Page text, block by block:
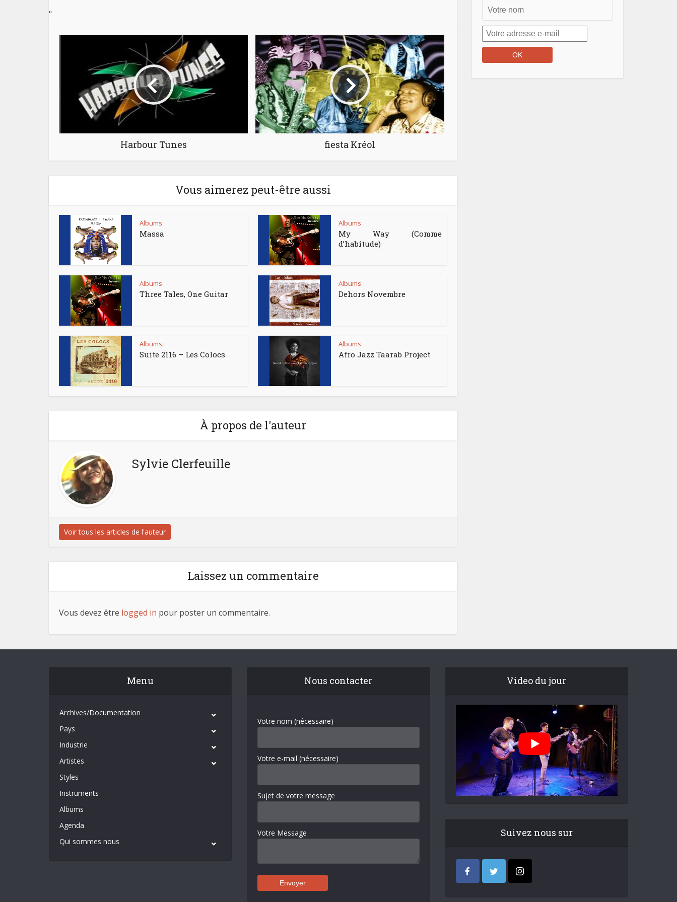
"
Harbour Tunes fiesta Kréol
Vous aimerez peut-être aussi
Albums
Massa
Albums
My Way (Comme
d’habitude)
Albums
Three Tales, One Guitar
Albums
Dehors Novembre
Albums
Suite 2116 – Les Colocs
Albums
Afro Jazz Taarab Project
À propos de l'auteur
Sylvie Clerfeuille
Voir tous les articles de l'auteur
Laissez un commentaire
Vous devez être logged in pour poster un commentaire.
Menu
Archives/Documentation
Pays
Industrie
Artistes
Styles
Instruments
Albums
Agenda
Qui sommes nous
Nous contacter
Votre nom (nécessaire)
Votre e-mail (nécessaire)
Sujet de votre message
Votre Message
Video du jour
Suivez nous sur